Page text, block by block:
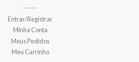
Entrar/Registrar
Minha Conta
Meus Pedidos
Meu Carrinho